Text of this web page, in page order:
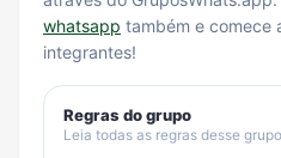
whatsapp também e comece
integrantes!
Regras do grupo
Leia todas as regras desse